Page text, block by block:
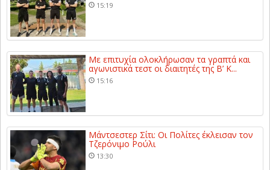
15:19
Με επιτυχία ολοκλήρωσαν τα γραπτά και
αγωνιστικά τεστ οι διαιτητές της Β’ Κ...
15:16
Μάντσεστερ Σίτι: Οι Πολίτες έκλεισαν τον
Τζερόνιμο Ρούλι
13:30